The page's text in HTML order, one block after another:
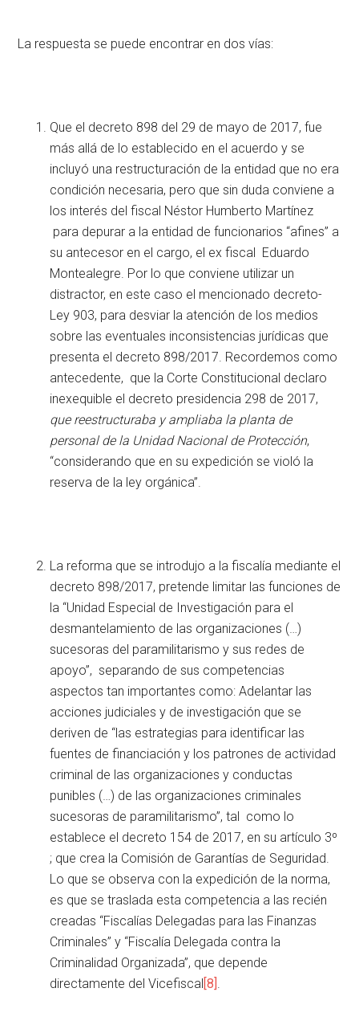
La respuesta se puede encontrar en dos vías:
Que el decreto 898 del 29 de mayo de 2017, fue
más allá de lo establecido en el acuerdo y se
incluyó una restructuración de la entidad que no era
condición necesaria, pero que sin duda conviene a
los interés del fiscal Néstor Humberto Martínez
para depurar a la entidad de funcionarios “afines” a
su antecesor en el cargo, el ex fiscal Eduardo
Montealegre. Por lo que conviene utilizar un
distractor, en este caso el mencionado decreto-
Ley 903, para desviar la atención de los medios
sobre las eventuales inconsistencias jurídicas que
presenta el decreto 898/2017. Recordemos como
antecedente, que la Corte Constitucional declaro
inexequible el decreto presidencia 298 de 2017,
que reestructuraba y ampliaba la planta de
personal de la Unidad Nacional de Protección,
“considerando que en su expedición se violó la
reserva de la ley orgánica”.
La reforma que se introdujo a la fiscalía mediante el
decreto 898/2017, pretende limitar las funciones de
la “Unidad Especial de Investigación para el
desmantelamiento de las organizaciones (…)
sucesoras del paramilitarismo y sus redes de
apoyo”, separando de sus competencias
aspectos tan importantes como: Adelantar las
acciones judiciales y de investigación que se
deriven de “las estrategias para identificar las
fuentes de financiación y los patrones de actividad
criminal de las organizaciones y conductas
punibles (…) de las organizaciones criminales
sucesoras de paramilitarismo”, tal como lo
establece el decreto 154 de 2017, en su artículo 3º
; que crea la Comisión de Garantías de Seguridad.
Lo que se observa con la expedición de la norma,
es que se traslada esta competencia a las recién
creadas “Fiscalías Delegadas para las Finanzas
Criminales” y “Fiscalía Delegada contra la
Criminalidad Organizada”, que depende
directamente del Vicefiscal[8].